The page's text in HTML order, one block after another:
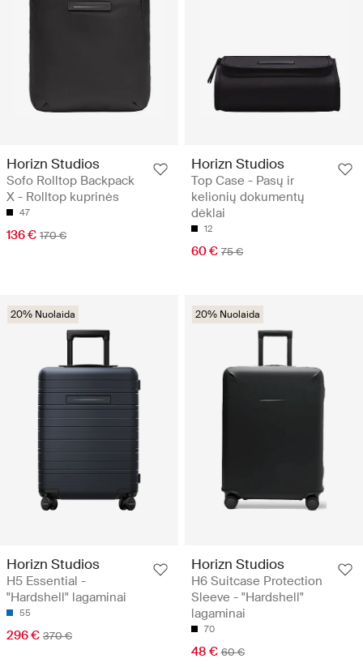
Horizn Studios
Sofo Rolltop Backpack
X - Rolltop kuprinės
47
136 € 170 €
Horizn Studios
Top Case - Pasų ir
kelionių dokumentų
dėklai
12
60 € 75 €
20% Nuolaida
Horizn Studios
H5 Essential -
"Hardshell" lagaminai
55
296 € 370 €
20% Nuolaida
Horizn Studios
H6 Suitcase Protection
Sleeve - "Hardshell"
lagaminai
70
48 € 60 €